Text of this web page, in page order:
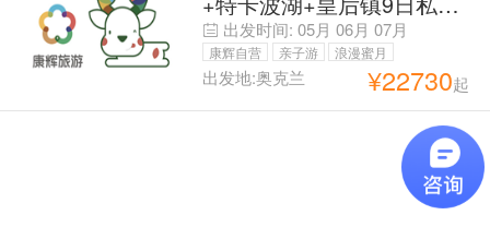
团 【南半球秋意浓 澳新赏
秋季】【北岛+南岛中线
+东海岸 】凯库拉观鲸+霍
比特村+萤火虫洞+羊驼牧
出发时间: 05月 06月 07月
康辉自营 亲子游
浪漫蜜月
父母安心游
出发地:奥克兰 ¥22730起